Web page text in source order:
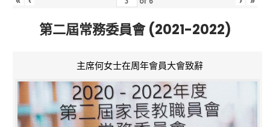
第二屆常務委員會 (2021-2022)
主席何女士在周年會員大會致辭